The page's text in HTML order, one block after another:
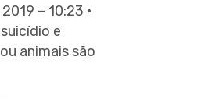
– 10:23 •
e
animais são